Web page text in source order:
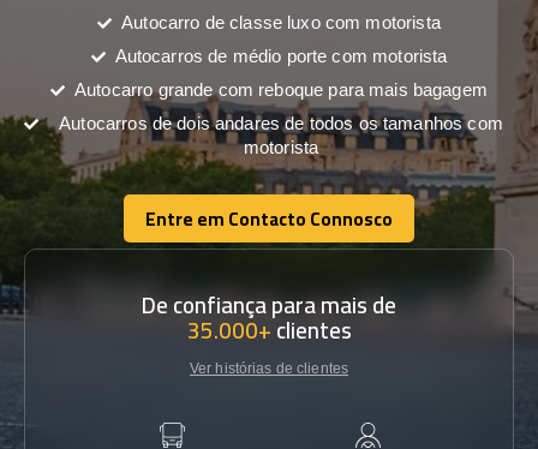
Autocarro de classe luxo com motorista
Autocarros de médio porte com motorista
Autocarro grande com reboque para mais bagagem
Autocarros de dois andares de todos os tamanhos com
motorista
Entre em Contacto Connosco
Entre em Contacto Connosco
De confiança para mais de
35.000+clientes
Ver histórias de clientes